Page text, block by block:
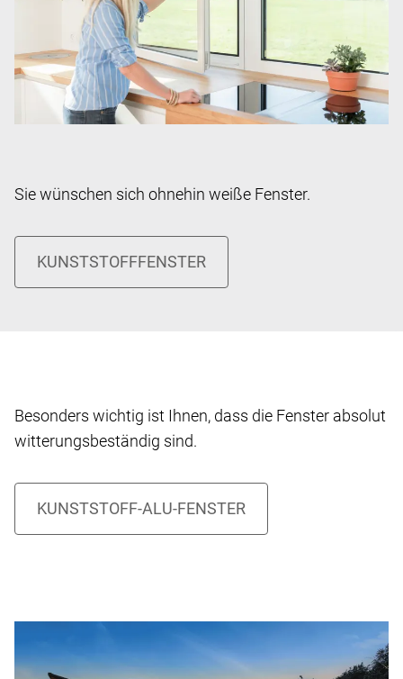
Sie wünschen sich ohnehin weiße Fenster.
Besonders wichtig ist Ihnen, dass die Fenster absolut
witterungsbeständig sind.